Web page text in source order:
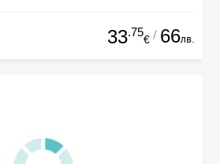
33.75
€ / 66лв.